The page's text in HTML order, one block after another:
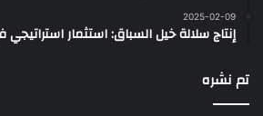
2025-02-09
إنتاج سلالة خيل السباق: استثمار
تم نشره